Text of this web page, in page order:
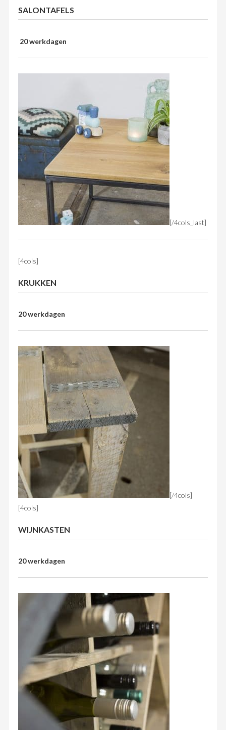
SALONTAFELS
20 werkdagen
[/4cols_last]
[4cols]
KRUKKEN
20 werkdagen
[/4cols]
[4cols]
WIJNKASTEN
20 werkdagen